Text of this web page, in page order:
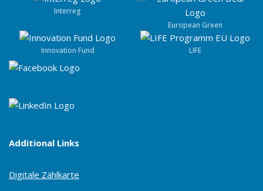
Interreg
European Green
Innovation Fund LIFE
Additional Links
Digitale Zählkarte